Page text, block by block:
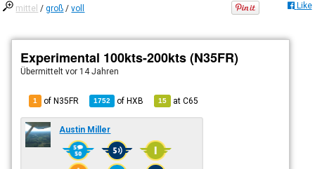
mittel /groß /voll Like
Experimental 100kts-200kts (N35FR)
Übermitteltvor 14 Jahren
1 of N35FR 1752 ofHXB 15 atC65
Austin Miller